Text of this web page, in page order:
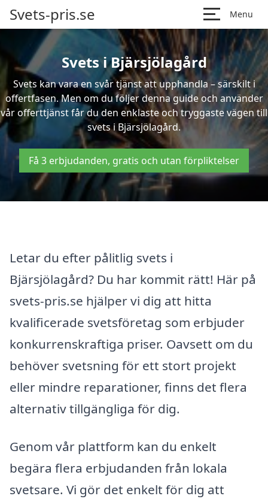
Svets-pris.se Menu
Svets i Bjärsjölagård
Svets kan vara en svår tjänst att upphandla – särskilt i
offertfasen. Men om du följer denna guide och använder
vår offerttjänst får du den enklaste och tryggaste vägen till
svets i Bjärsjölagård.
Få 3 erbjudanden, gratis och utan förpliktelser
Letar du efter pålitlig svets i
Bjärsjölagård? Du har kommit rätt! Här på
svets-pris.se hjälper vi dig att hitta
kvalificerade svetsföretag som erbjuder
konkurrenskraftiga priser. Oavsett om du
behöver svetsning för ett stort projekt
eller mindre reparationer, finns det flera
alternativ tillgängliga för dig.
Genom vår plattform kan du enkelt
begära flera erbjudanden från lokala
svetsare. Vi gör det enkelt för dig att